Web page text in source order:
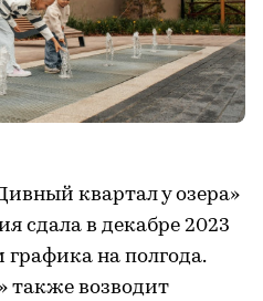
квартал у озера»
сдала в декабре 2023
на полгода.
также возводит